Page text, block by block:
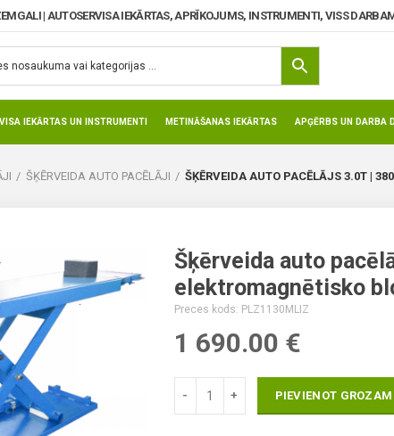
| AUTOSERVISA IEKĀRTAS, APRĪKOJUMS, INSTRUMENTI, VISS
IEKĀRTAS UN INSTRUMENTI METINĀŠANAS IEKĀRTAS APĢĒRBS UN DARBA
ŠĶĒRVEIDA AUTO PACĒLĀJI ŠĶĒRVEIDA AUTO PACĒLĀJS 3.0T |
Šķērveida auto
elektromagnētisko
Preces kods: PLZ1130MLIZ
1 690.00 €
PIEVIENOT GROZAM